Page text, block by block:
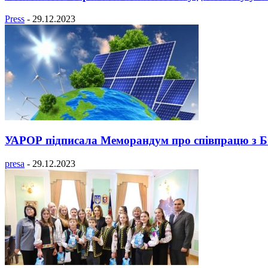
Press - 29.12.2023
УАРОР підписала Меморандум про співпрацю з
presa - 29.12.2023